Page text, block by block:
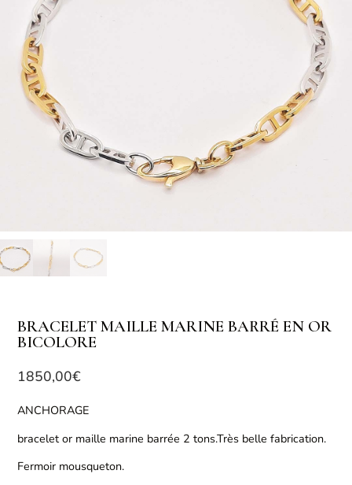
BRACELET MAILLE MARINE BARRÉ EN OR
BICOLORE
1850,00€
ANCHORAGE
bracelet or maille marine barrée 2 tons.Très belle fabrication.
Fermoir mousqueton.